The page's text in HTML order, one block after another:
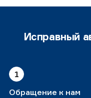
Исправный
1
Обращение к нам